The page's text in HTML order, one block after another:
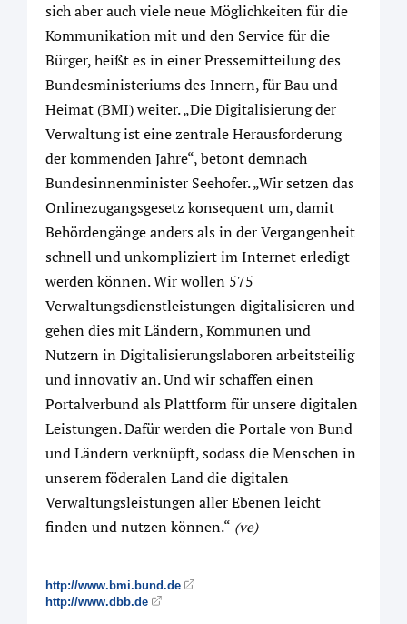
sich aber auch viele neue Möglichkeiten für die
Kommunikation mit und den Service für die
Bürger, heißt es in einer Pressemitteilung des
Bundesministeriums des Innern, für Bau und
Heimat (BMI) weiter. „Die Digitalisierung der
Verwaltung ist eine zentrale Herausforderung
der kommenden Jahre“, betont demnach
Bundesinnenminister Seehofer. „Wir setzen das
Onlinezugangsgesetz konsequent um, damit
Behördengänge anders als in der Vergangenheit
schnell und unkompliziert im Internet erledigt
werden können. Wir wollen 575
Verwaltungsdienstleistungen digitalisieren und
gehen dies mit Ländern, Kommunen und
Nutzern in Digitalisierungslaboren arbeitsteilig
und innovativ an. Und wir schaffen einen
Portalverbund als Plattform für unsere digitalen
Leistungen. Dafür werden die Portale von Bund
und Ländern verknüpft, sodass die Menschen in
unserem föderalen Land die digitalen
Verwaltungsleistungen aller Ebenen leicht
finden und nutzen können.“ (ve)
http://www.bmi.bund.de
http://www.dbb.de